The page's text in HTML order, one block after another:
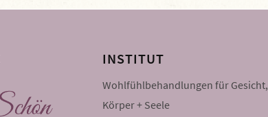
INSTITUT
Wohlfühlbehandlungen für Gesicht,
Körper + Seele